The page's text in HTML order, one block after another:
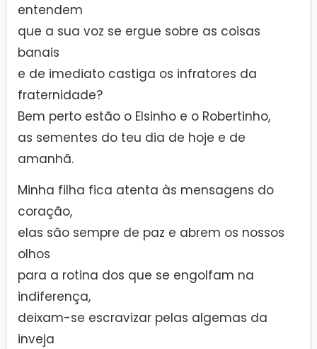
entendem
que a sua voz se ergue sobre as coisas
banais
e de imediato castiga os infratores da
fraternidade?
Bem perto estão o Elsinho e o Robertinho,
as sementes do teu dia de hoje e de
amanhã.
Minha filha fica atenta às mensagens do
coração,
elas são sempre de paz e abrem os nossos
olhos
para a rotina dos que se engolfam na
indiferença,
deixam-se escravizar pelas algemas da
inveja